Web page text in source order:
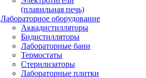
(плавильная печь)
Лабораторное оборудование
Аквадистилляторы
Бидистилляторы
Лабораторные бани
Термостаты
Стерилизаторы
Лабораторные плитки